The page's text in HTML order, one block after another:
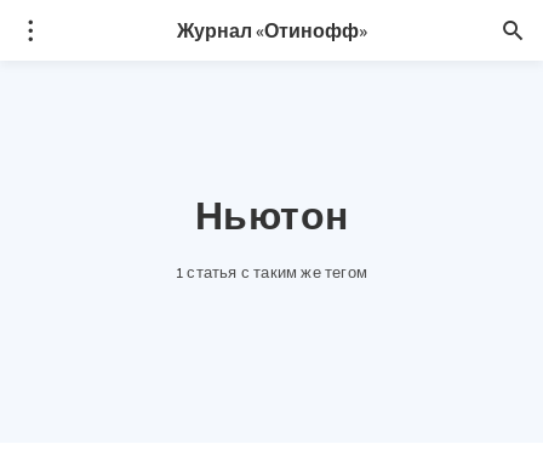
Журнал «Отинофф»
Ньютон
1 статья с таким же тегом